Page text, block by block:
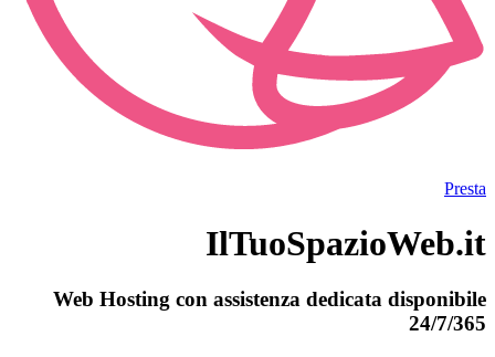
Presta
IlTuoSpazioWeb.it
Web Hosting con assistenza dedicata disponibile
24/7/365